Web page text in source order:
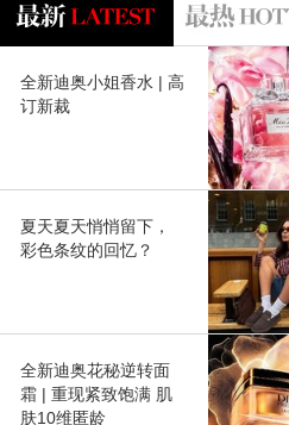
全新迪奥小姐香水 | 高
订新裁
夏天夏天悄悄留下，
彩色条纹的回忆？
全新迪奥花秘逆转面
霜 | 重现紧致饱满 肌
肤10维匿龄